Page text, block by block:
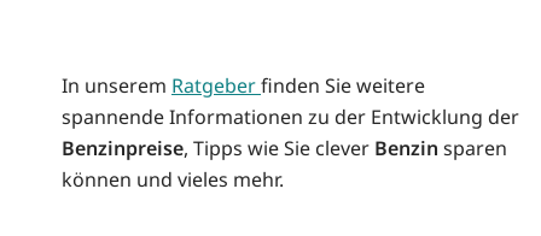
In unserem Ratgeberfinden Sie weitere
spannende Informationen zu der Entwicklung der
Benzinpreise, Tipps wie Sie clever Benzin sparen
können und vieles mehr.